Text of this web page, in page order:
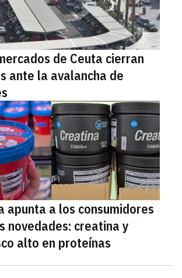
de Ceuta cierran
ante la avalancha de
apunta a los consumidores
novedades: creatina y
alto en proteínas